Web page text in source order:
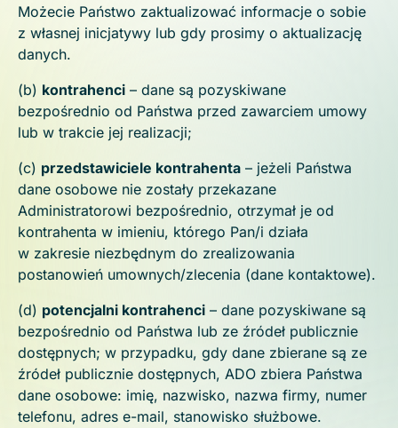
Możecie Państwo zaktualizować informacje o sobie
z własnej inicjatywy lub gdy prosimy o aktualizację
danych.
(b) kontrahenci – dane są pozyskiwane
bezpośrednio od Państwa przed zawarciem umowy
lub w trakcie jej realizacji;
(c) przedstawiciele kontrahenta – jeżeli Państwa
dane osobowe nie zostały przekazane
Administratorowi bezpośrednio, otrzymał je od
kontrahenta w imieniu, którego Pan/i działa
w zakresie niezbędnym do zrealizowania
postanowień umownych/zlecenia (dane kontaktowe).
(d) potencjalni kontrahenci – dane pozyskiwane są
bezpośrednio od Państwa lub ze źródeł publicznie
dostępnych; w przypadku, gdy dane zbierane są ze
źródeł publicznie dostępnych, ADO zbiera Państwa
dane osobowe: imię, nazwisko, nazwa firmy, numer
telefonu, adres e-mail, stanowisko służbowe.